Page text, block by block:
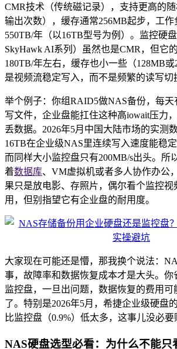
CMR技术（传统磁记录），支持更高的
输出次数），缓存通常256MB起步，工作
550TB/年（以16TB型号为例）。监控硬
SkyHawk AI系列）虽然也是CMR，但它
180TB/年左右，缓存也小一些（128MB
是视频流稳定写入，而不是频繁的读写切
举个例子：你组RAID5做NAS备份，每
写文件，企业盘能扛住这种高iowait压力
丢数据。2026年5月中国大陆市场的实测
16TB在企业级NAS里连续写入速度能稳定
而同样大小监控盘只有200MB/s出头。所
着数据库、VM虚拟机或者多人协作办公
果只是放电影、存照片，偶尔看个监控视
用，但别指望它有企业盘的耐用度。
大家现在可能还是懵，那我换个说法：
事，故障率和数据恢复成本才是大头。你
监控盘，一旦出问题，数据恢复的费用
了。特别是2026年5月，希捷企业级硬盘的
比监控盘（0.9%）低太多，这事儿没必要
NAS硬盘选型必看：为什么不能只